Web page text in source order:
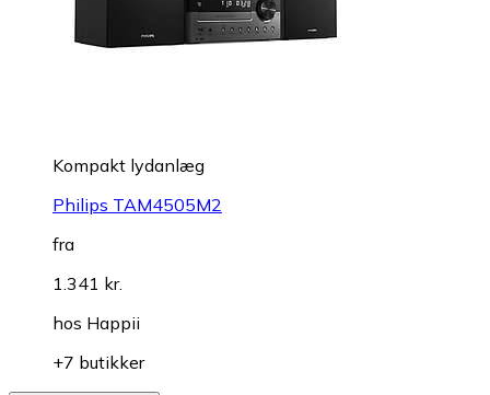
Kompakt lydanlæg
Philips TAM4505M2
fra
1.341 kr.
hos Happii
+7 butikker